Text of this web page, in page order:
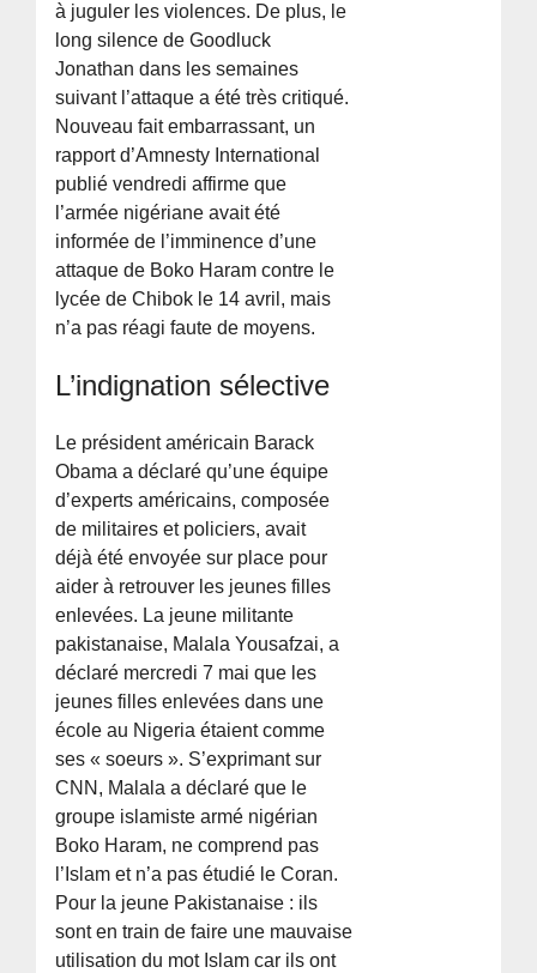
à juguler les violences. De plus, le
long silence de Goodluck
Jonathan dans les semaines
suivant l’attaque a été très critiqué.
Nouveau fait embarrassant, un
rapport d’Amnesty International
publié vendredi affirme que
l’armée nigériane avait été
informée de l’imminence d’une
attaque de Boko Haram contre le
lycée de Chibok le 14 avril, mais
n’a pas réagi faute de moyens.
L’indignation sélective
Le président américain Barack
Obama a déclaré qu’une équipe
d’experts américains, composée
de militaires et policiers, avait
déjà été envoyée sur place pour
aider à retrouver les jeunes filles
enlevées. La jeune militante
pakistanaise, Malala Yousafzai, a
déclaré mercredi 7 mai que les
jeunes filles enlevées dans une
école au Nigeria étaient comme
ses « soeurs ». S’exprimant sur
CNN, Malala a déclaré que le
groupe islamiste armé nigérian
Boko Haram, ne comprend pas
l’Islam et n’a pas étudié le Coran.
Pour la jeune Pakistanaise : ils
sont en train de faire une mauvaise
utilisation du mot Islam car ils ont